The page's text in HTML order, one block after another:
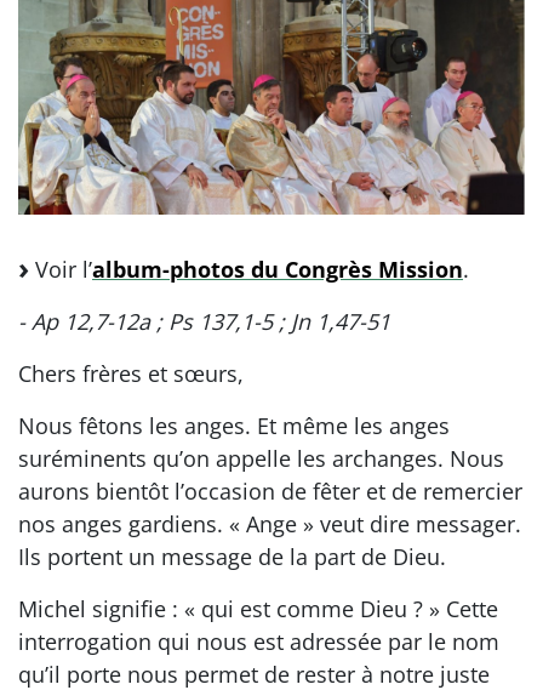
Voir l’album-photos du Congrès Mission.
- Ap 12,7-12a ; Ps 137,1-5 ; Jn 1,47-51
Chers frères et sœurs,
Nous fêtons les anges. Et même les anges
suréminents qu’on appelle les archanges. Nous
aurons bientôt l’occasion de fêter et de remercier
nos anges gardiens. « Ange » veut dire messager.
Ils portent un message de la part de Dieu.
Michel signifie : « qui est comme Dieu ? » Cette
interrogation qui nous est adressée par le nom
qu’il porte nous permet de rester à notre juste